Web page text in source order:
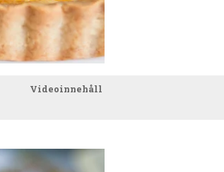
Videoinnehåll